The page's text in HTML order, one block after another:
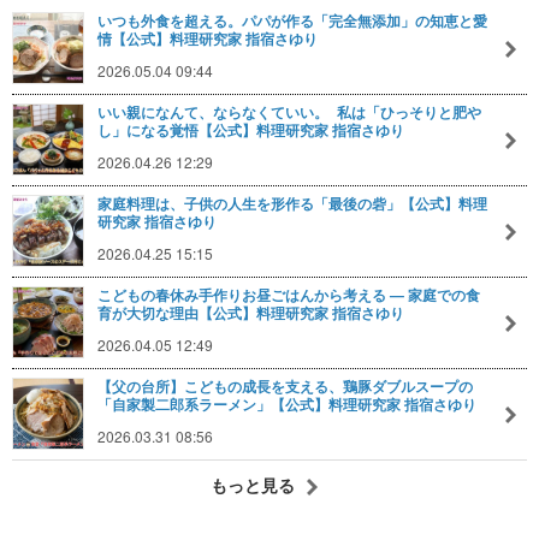
いつも外食を超える。パパが作る「完全無添加」の知恵と愛
情【公式】料理研究家 指宿さゆり
2026.05.04 09:44
いい親になんて、ならなくていい。 私は「ひっそりと肥や
し」になる覚悟【公式】料理研究家 指宿さゆり
2026.04.26 12:29
家庭料理は、子供の人生を形作る「最後の砦」【公式】料理
研究家 指宿さゆり
2026.04.25 15:15
こどもの春休み手作りお昼ごはんから考える — 家庭での食
育が大切な理由【公式】料理研究家 指宿さゆり
2026.04.05 12:49
【父の台所】こどもの成長を支える、鶏豚ダブルスープの
「自家製二郎系ラーメン」【公式】料理研究家 指宿さゆり
2026.03.31 08:56
もっと見る